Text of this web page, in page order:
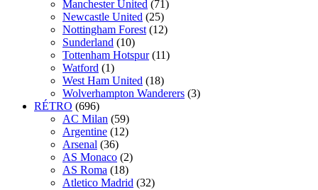
Manchester United (71)
Newcastle United (25)
Nottingham Forest (12)
Sunderland (10)
Tottenham Hotspur (11)
Watford (1)
West Ham United (18)
Wolverhampton Wanderers (3)
RÉTRO (696)
AC Milan (59)
Argentine (12)
Arsenal (36)
AS Monaco (2)
AS Roma (18)
Atletico Madrid (32)